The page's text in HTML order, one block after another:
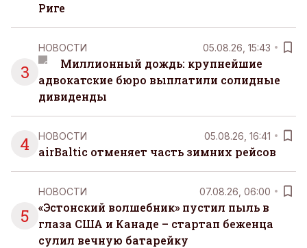
Риге
3
НОВОСТИ 05.08.26, 15:43
Миллионный дождь: крупнейшие
адвокатские бюро выплатили солидные
дивиденды
4 НОВОСТИ 05.08.26, 16:41
airBaltic отменяет часть зимних рейсов
5
НОВОСТИ 07.08.26, 06:00
«Эстонский волшебник» пустил пыль в
глаза США и Канаде – стартап беженца
сулил вечную батарейку